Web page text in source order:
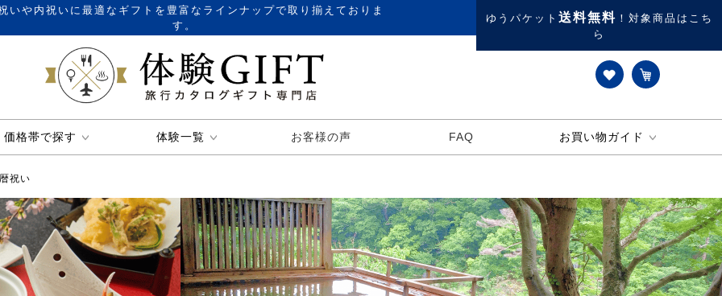
いや内祝いに最適なギフトを豊富なラインナップで取り揃えておりま
す。
ゆうパケット 送料無料 ！対象商品はこち
ら
価格帯で探す 体験一覧 お客様の声 FAQ お買い物ガイド
祝い